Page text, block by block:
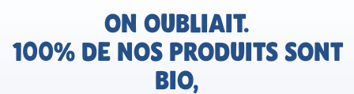
ON OUBLIAIT.
100% DE NOS PRODUITS SONT
BIO,